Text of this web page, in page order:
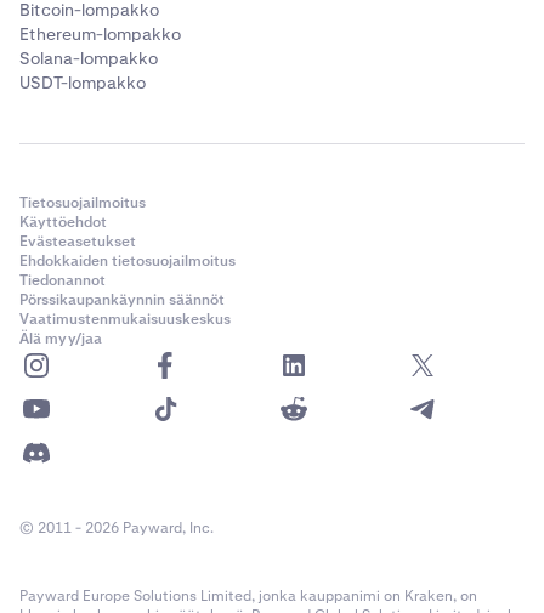
Bitcoin-lompakko
Ethereum-lompakko
Solana-lompakko
USDT-lompakko
Tietosuojailmoitus
Käyttöehdot
Evästeasetukset
Ehdokkaiden tietosuojailmoitus
Tiedonannot
Pörssikaupankäynnin säännöt
Vaatimustenmukaisuuskeskus
Älä myy/jaa
© 2011 - 2026 Payward, Inc.
Payward Europe Solutions Limited, jonka kauppanimi on Kraken, on